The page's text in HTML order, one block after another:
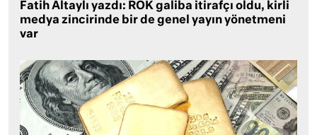
Fatih Altaylı yazdı: ROK galiba itirafçı oldu, kirli
medya zincirinde bir de genel yayın yönetmeni
var